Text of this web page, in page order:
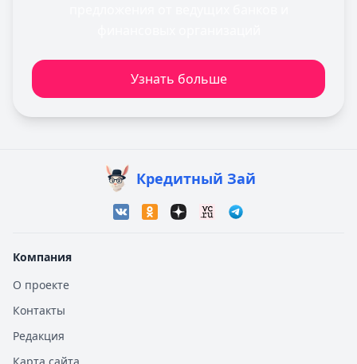
Узнать больше
Кредитный Зай
Компания
О проекте
Контакты
Редакция